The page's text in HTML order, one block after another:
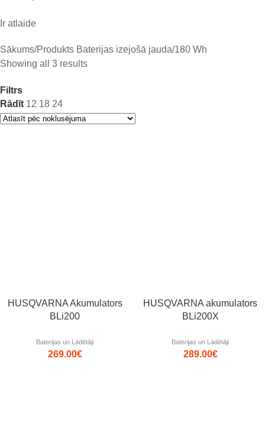
Ir atlaide
Sākums Produkts Baterijas izejošā jauda 180 Wh
Showing all 3 results
Filtrs
Rādīt 12 18 24
HUSQVARNA Akumulators
BLi200
Baterijas un Lādētāji
269.00€
HUSQVARNA akumulators
BLi200X
Baterijas un Lādētāji
289.00€